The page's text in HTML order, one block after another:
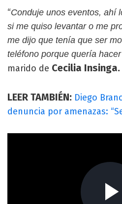
“Conduje unos eventos, ahí
si me quiso levantar o me
me dijo que tenía que ser
teléfono porque quería
marido de Cecilia Insinga.
LEER TAMBIÉN: Diego
denuncia por amenazas: